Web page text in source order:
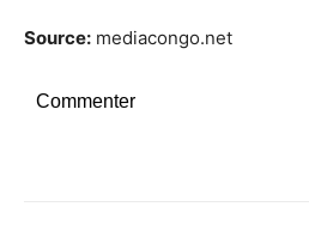
Source: mediacongo.net
Commenter